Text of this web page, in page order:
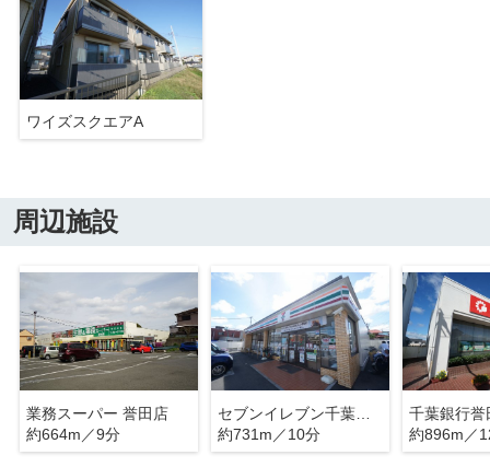
ワイズスクエアA
周辺施設
業務スーパー 誉田店
約664m／9分
セブンイレブン千葉誉田駅前
約731m／10分
千葉銀行誉
約896m／